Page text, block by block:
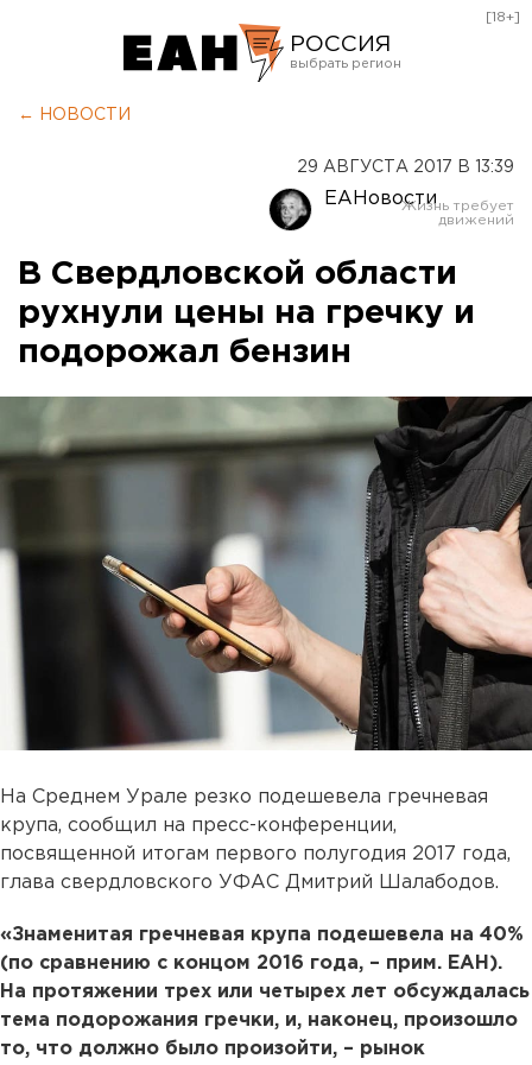
РОССИЯ
Оренбург
[18+]
← НОВОСТИ
29 АВГУСТА 2017 В 13:39
ЕАНовости
В Свердловской области
рухнули цены на гречку и
подорожал бензин
На Среднем Урале резко подешевела гречневая
крупа, сообщил на пресс-конференции,
посвященной итогам первого полугодия 2017 года,
глава свердловского УФАС Дмитрий Шалабодов.
«Знаменитая гречневая крупа подешевела на 40%
(по сравнению с концом 2016 года, – прим. ЕАН).
На протяжении трех или четырех лет обсуждалась
тема подорожания гречки, и, наконец, произошло
то, что должно было произойти, – рынок